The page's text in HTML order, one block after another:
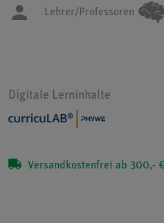
Lehrer/Professoren
Digitale Lerninhalte
Versandkostenfrei ab 300,- €